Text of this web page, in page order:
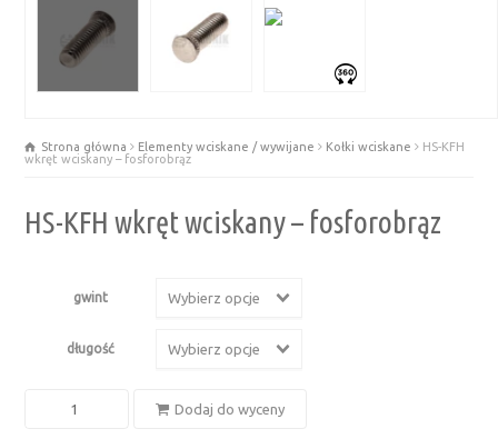
Strona główna Elementy wciskane / wywijane Kołki wciskane
HS-KFH
wkręt wciskany – fosforobrąz
HS-KFH wkręt wciskany – fosforobrąz
gwint Wybierz opcje
długość Wybierz opcje
Dodaj do wyceny